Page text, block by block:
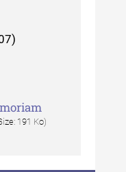
al Muzeului
al
-
al
191 Ko)